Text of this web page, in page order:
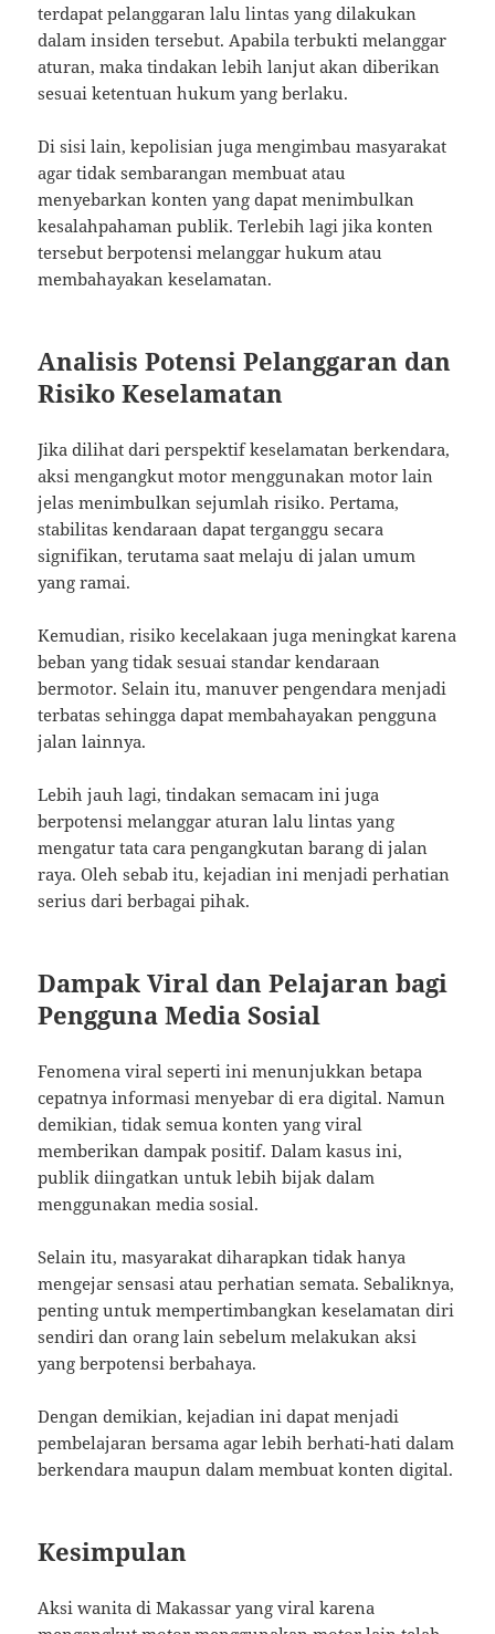
terdapat pelanggaran lalu lintas yang dilakukan
dalam insiden tersebut. Apabila terbukti melanggar
aturan, maka tindakan lebih lanjut akan diberikan
sesuai ketentuan hukum yang berlaku.
Di sisi lain, kepolisian juga mengimbau masyarakat
agar tidak sembarangan membuat atau
menyebarkan konten yang dapat menimbulkan
kesalahpahaman publik. Terlebih lagi jika konten
tersebut berpotensi melanggar hukum atau
membahayakan keselamatan.
Analisis Potensi Pelanggaran dan
Risiko Keselamatan
Jika dilihat dari perspektif keselamatan berkendara,
aksi mengangkut motor menggunakan motor lain
jelas menimbulkan sejumlah risiko. Pertama,
stabilitas kendaraan dapat terganggu secara
signifikan, terutama saat melaju di jalan umum
yang ramai.
Kemudian, risiko kecelakaan juga meningkat karena
beban yang tidak sesuai standar kendaraan
bermotor. Selain itu, manuver pengendara menjadi
terbatas sehingga dapat membahayakan pengguna
jalan lainnya.
Lebih jauh lagi, tindakan semacam ini juga
berpotensi melanggar aturan lalu lintas yang
mengatur tata cara pengangkutan barang di jalan
raya. Oleh sebab itu, kejadian ini menjadi perhatian
serius dari berbagai pihak.
Dampak Viral dan Pelajaran bagi
Pengguna Media Sosial
Fenomena viral seperti ini menunjukkan betapa
cepatnya informasi menyebar di era digital. Namun
demikian, tidak semua konten yang viral
memberikan dampak positif. Dalam kasus ini,
publik diingatkan untuk lebih bijak dalam
menggunakan media sosial.
Selain itu, masyarakat diharapkan tidak hanya
mengejar sensasi atau perhatian semata. Sebaliknya,
penting untuk mempertimbangkan keselamatan diri
sendiri dan orang lain sebelum melakukan aksi
yang berpotensi berbahaya.
Dengan demikian, kejadian ini dapat menjadi
pembelajaran bersama agar lebih berhati-hati dalam
berkendara maupun dalam membuat konten digital.
Kesimpulan
Aksi wanita di Makassar yang viral karena